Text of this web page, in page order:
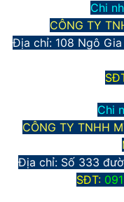
Chi
CÔNG TY
Địa chỉ: 108 Ngô Gia
S
Chi
CÔNG TY TNHH
Địa chỉ: Số 333
SĐT: